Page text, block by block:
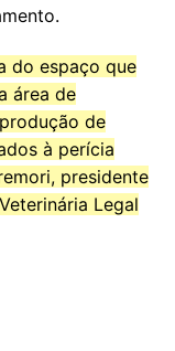
do espaço que
área de
de
à perícia
presidente
Legal